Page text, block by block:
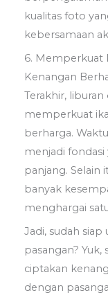
kualitas foto
kebersamaan
6. Memperkuat
Kenangan
Terakhir,
memperkuat
berharga.
menjadi
panjang. Selain
banyak
menghargai
Jadi, sudah
pasangan?
ciptakan
dengan